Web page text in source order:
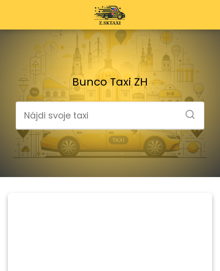
Bunco Taxi ZH